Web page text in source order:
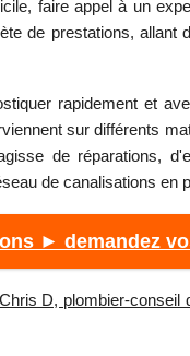
faire appel à un
de prestations, allant
rapidement et
sur différents
de réparations,
de canalisations en
► demandez
Chris D, plombier-conseil